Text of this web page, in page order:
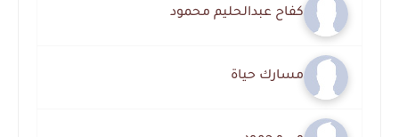
كفاح عبدالحليم محمود
مسارك حياة